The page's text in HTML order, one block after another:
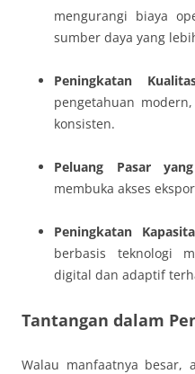
mengurangi biaya
sumber daya yang
Peningkatan
pengetahuan
konsisten.
Peluang Pasar
membuka akses
Peningkatan
berbasis teknologi
digital dan adaptif
Tantangan dalam
Walau manfaatnya besar,